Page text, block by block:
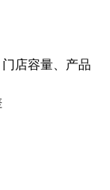
店容量、产品